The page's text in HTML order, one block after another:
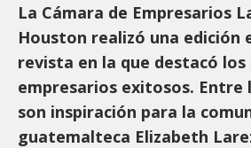
La Cámara de Empresarios
Houston realizó una edición
revista en la que destacó los
empresarios exitosos. Entre
son inspiración para la
guatemalteca Elizabeth